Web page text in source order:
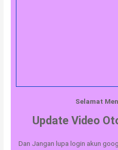
Selamat
Update Video
Dan Jangan lupa login akun